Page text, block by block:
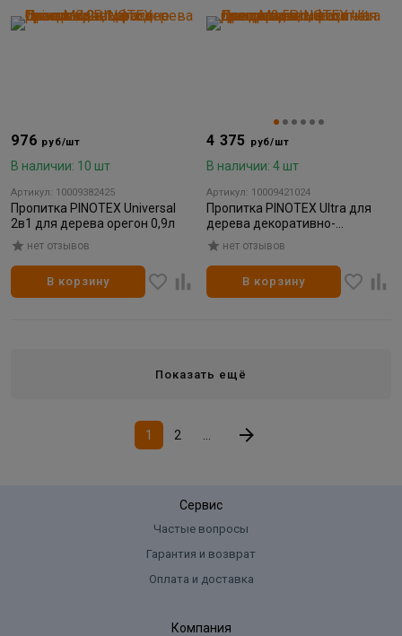
976 руб/шт
В наличии: 10 шт
Артикул: 10009382425
Пропитка PINOTEX Universal
2в1 для дерева орегон 0,9л
нет отзывов
В корзину
4 375 руб/шт
В наличии: 4 шт
Артикул: 10009421024
Пропитка PINOTEX Ultra для
дерева декоративно-
защитная орегон 2,5л
нет отзывов
В корзину
Показать ещё
1 2
Сервис
Частые вопросы
Гарантия и возврат
Оплата и доставка
Компания